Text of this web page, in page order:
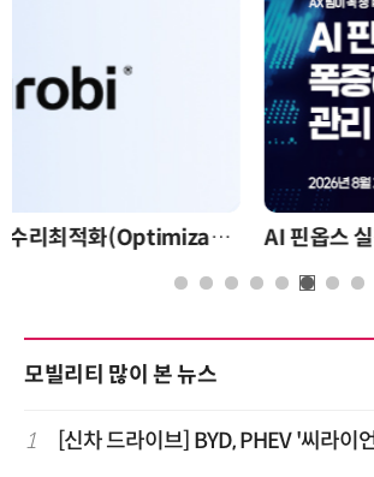
AI 핀옵스 실전 세미나: 폭증하는 AI 토
모빌리티 많이 본 뉴스
1 [신차 드라이브] BYD, PHEV '씨라이